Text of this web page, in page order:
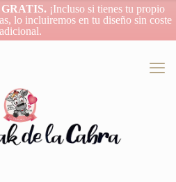
GRATIS. ¡Incluso si tienes tu propio
lo incluiremos en tu diseño sin coste
adicional.